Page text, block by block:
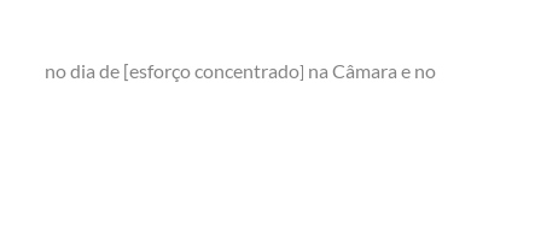
no dia de [esforço concentrado] na Câmara e no